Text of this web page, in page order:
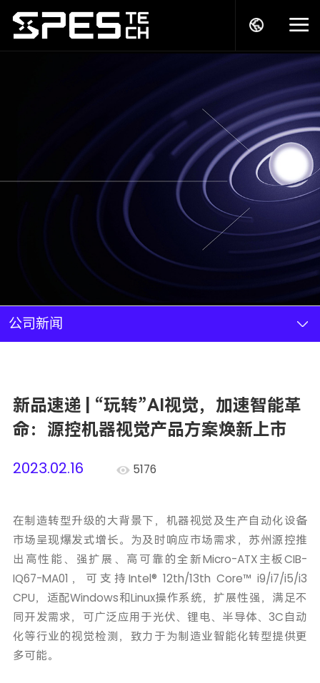
解决方案
商务模式
新闻资讯
加入我们
公司新闻
新品速递 | “玩转”AI视觉，加速智能革
命：源控机器视觉产品方案焕新上市
2023.02.16
5176
在制造转型升级的大背景下，机器视觉及生产自动化设备
市场呈现爆发式增长。为及时响应市场需求，苏州源控推
出高性能、强扩展、高可靠的全新Micro-ATX主板CIB-
IQ67-MA01，可支持Intel® 12th/13th Core™ i9/i7/i5/i3
CPU，适配Windows和Linux操作系统，扩展性强，满足不
同开发需求，可广泛应用于光伏、锂电、半导体、3C自动
化等行业的视觉检测，致力于为制造业智能化转型提供更
多可能。